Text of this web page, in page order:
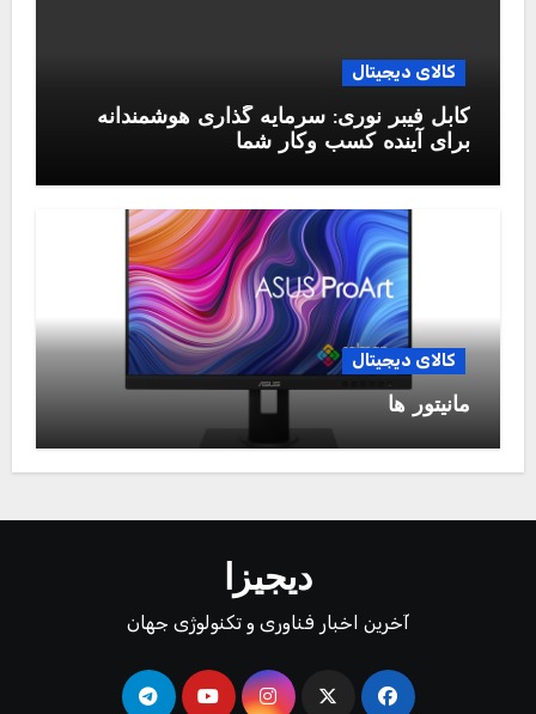
کالای دیجیتال
کابل فیبر نوری: سرمایه گذاری هوشمندانه
برای آینده کسب وکار شما
کالای دیجیتال
مانیتور ها
دیجیزا
آخرین اخبار فناوری و تکنولوژی جهان